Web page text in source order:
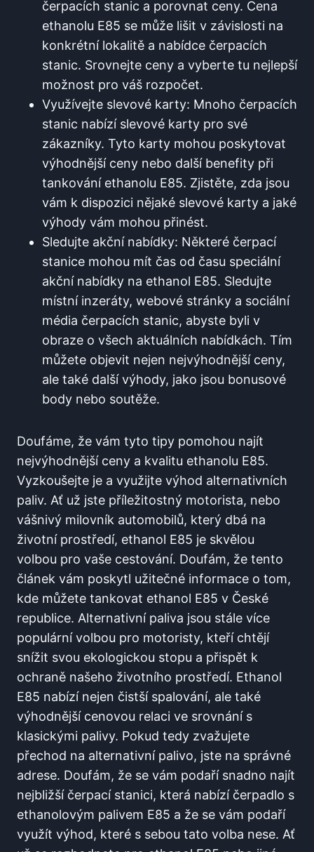
čerpacích stanic a porovnat ⁢ceny. Cena
ethanolu ⁢E85 se může⁣ lišit ‌v závislosti na
konkrétní lokalitě a nabídce čerpacích
stanic. Srovnejte ceny a vyberte tu nejlepší
možnost pro váš rozpočet.
Využívejte ⁢slevové​ karty: Mnoho čerpacích
‍stanic nabízí slevové karty ‌pro své
zákazníky. Tyto karty mohou​ poskytovat‍
výhodnější ceny⁣ nebo ​další benefity při
⁢tankování ethanolu​ E85. Zjistěte, zda jsou
vám k ​dispozici nějaké slevové karty a jaké
výhody vám⁣ mohou přinést.
Sledujte ⁤akční nabídky:​ Některé‌ čerpací⁢
stanice mohou mít ‍čas⁢ od času ⁤speciální
‌akční nabídky na ethanol ⁢E85. Sledujte
místní inzeráty, webové stránky a sociální
média čerpacích stanic, abyste byli ⁣v‍
obraze⁣ o všech aktuálních nabídkách. Tím
můžete objevit nejen ⁢nejvýhodnější ceny,
‍ale ⁣také ‍další výhody, jako jsou bonusové
body ​nebo soutěže.
Doufáme, ⁤že vám tyto tipy pomohou najít⁤
nejvýhodnější⁤ ceny a kvalitu⁢ ethanolu⁤ E85.
Vyzkoušejte je a využijte výhod alternativních
paliv.⁣ Ať už jste příležitostný‌ motorista,‍ nebo​
vášnivý milovník automobilů, který dbá na
životní prostředí, ethanol E85⁣ je ⁣skvělou
volbou pro vaše ⁤cestování. Doufám, že tento
článek vám poskytl užitečné ​informace o‍ tom,
kde můžete tankovat ethanol E85⁤ v České
⁢republice. Alternativní ⁣paliva jsou stále více
populární volbou pro motoristy, kteří​ chtějí
snížit​ svou ekologickou stopu a přispět⁢ k
ochraně našeho životního prostředí.​ Ethanol
E85 ⁢nabízí nejen čistší spalování, ale také‌
výhodnější cenovou relaci⁤ ve srovnání s
klasickými palivy. Pokud​ tedy zvažujete
přechod​ na alternativní palivo, jste ‍na správné
adrese. Doufám, že se vám​ podaří⁣ snadno najít
nejbližší čerpací stanici,⁢ která nabízí čerpadlo ⁣s
ethanolovým palivem E85 a že se vám podaří
využít výhod, které s ⁤sebou tato volba nese. Ať‌